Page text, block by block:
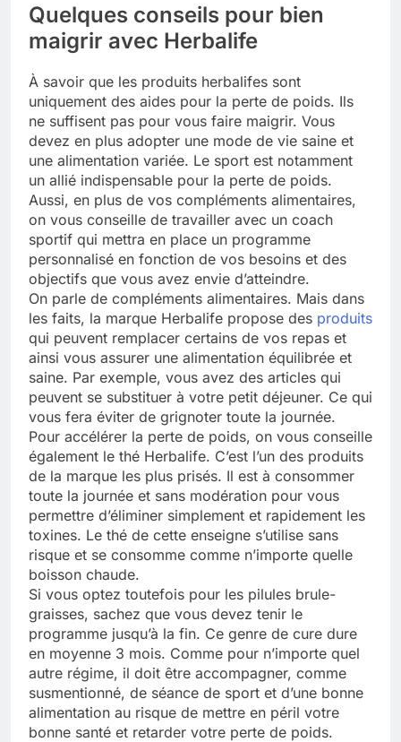
Quelques conseils pour bien
maigrir avec Herbalife
À savoir que les produits herbalifes sont
uniquement des aides pour la perte de poids. Ils
ne suffisent pas pour vous faire maigrir. Vous
devez en plus adopter une mode de vie saine et
une alimentation variée. Le sport est notamment
un allié indispensable pour la perte de poids.
Aussi, en plus de vos compléments alimentaires,
on vous conseille de travailler avec un coach
sportif qui mettra en place un programme
personnalisé en fonction de vos besoins et des
objectifs que vous avez envie d’atteindre.
On parle de compléments alimentaires. Mais dans
les faits, la marque Herbalife propose des produits
qui peuvent remplacer certains de vos repas et
ainsi vous assurer une alimentation équilibrée et
saine. Par exemple, vous avez des articles qui
peuvent se substituer à votre petit déjeuner. Ce qui
vous fera éviter de grignoter toute la journée.
Pour accélérer la perte de poids, on vous conseille
également le thé Herbalife. C’est l’un des produits
de la marque les plus prisés. Il est à consommer
toute la journée et sans modération pour vous
permettre d’éliminer simplement et rapidement les
toxines. Le thé de cette enseigne s’utilise sans
risque et se consomme comme n’importe quelle
boisson chaude.
Si vous optez toutefois pour les pilules brule-
graisses, sachez que vous devez tenir le
programme jusqu’à la fin. Ce genre de cure dure
en moyenne 3 mois. Comme pour n’importe quel
autre régime, il doit être accompagner, comme
susmentionné, de séance de sport et d’une bonne
alimentation au risque de mettre en péril votre
bonne santé et retarder votre perte de poids.